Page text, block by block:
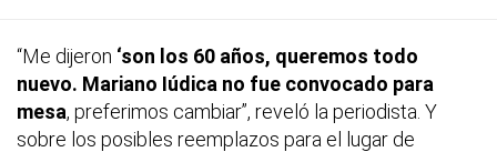
“Me dijeron ‘son los 60 años, queremos todo
nuevo. Mariano Iúdica no fue convocado para
mesa, preferimos cambiar”, reveló la periodista. Y
sobre los posibles reemplazos para el lugar de